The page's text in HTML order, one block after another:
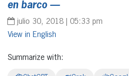
en barco —
julio 30, 2018 | 05:33 pm
English
Summarize with: